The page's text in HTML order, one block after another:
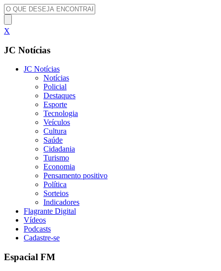
X
JC Notícias
JC Notícias
Notícias
Policial
Destaques
Esporte
Tecnologia
Veículos
Cultura
Saúde
Cidadania
Turismo
Economia
Pensamento positivo
Política
Sorteios
Indicadores
Flagrante Digital
Vídeos
Podcasts
Cadastre-se
Espacial FM